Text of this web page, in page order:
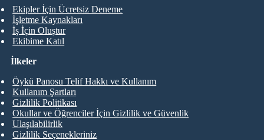
Ekipler İçin Ücretsiz Deneme
İşletme Kaynakları
İş İçin Oluştur
Ekibime Katıl
İlkeler
Öykü Panosu Telif Hakkı ve Kullanım
Kullanım Şartları
Gizlilik Politikası
Okullar ve Öğrenciler İçin Gizlilik ve Güvenlik
Ulaşılabilirlik
Gizlilik Seçenekleriniz